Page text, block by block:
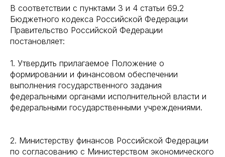
В соответствии с пунктами 3 и 4 статьи 69.2
Бюджетного кодекса Российской Федерации
Правительство Российской Федерации
постановляет:
1. Утвердить прилагаемое Положение о
формировании и финансовом обеспечении
выполнения государственного задания
федеральными органами исполнительной власти и
федеральными государственными учреждениями.
2. Министерству финансов Российской Федерации
по согласованию с Министерством экономического